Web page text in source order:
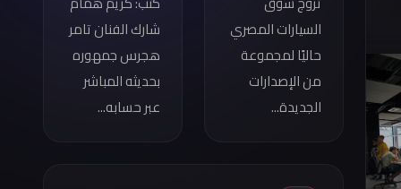
السيارات المصري
حاليًا لمجموعة
من الإصدارات
الجديدة...
شارك الفنان تامر
هجرس جمهوره
بحديثه المباشر
عبر حسابه...